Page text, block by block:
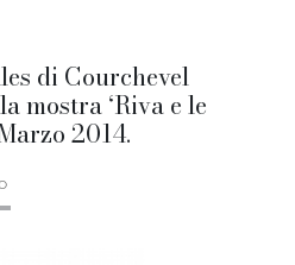
di Courchevel
mostra ‘Riva e le
2014.